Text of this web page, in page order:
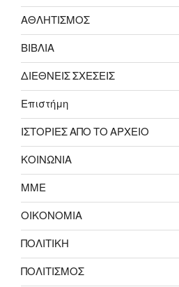
ΑΘΛΗΤΙΣΜΟΣ
ΒΙΒΛΙΑ
ΔΙΕΘΝΕΙΣ ΣΧΕΣΕΙΣ
Επιστήμη
ΙΣΤΟΡΙΕΣ ΑΠΟ ΤΟ ΑΡΧΕΙΟ
ΚΟΙΝΩΝΙΑ
ΜΜΕ
ΟΙΚΟΝΟΜΙΑ
ΠΟΛΙΤΙΚΗ
ΠΟΛΙΤΙΣΜΟΣ